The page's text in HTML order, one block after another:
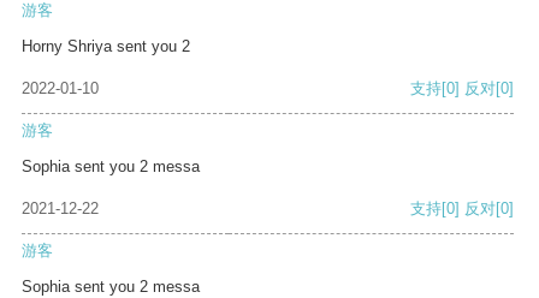
游客
Horny Shriya sent you 2
2022-01-10 支持[0] 反对[0]
游客
Sophia sent you 2 messa
2021-12-22 支持[0] 反对[0]
游客
Sophia sent you 2 messa